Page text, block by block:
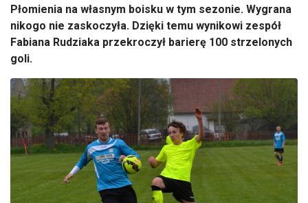
Płomienia na własnym boisku w tym sezonie. Wygrana
nikogo nie zaskoczyła. Dzięki temu wynikowi zespół
Fabiana Rudziaka przekroczył barierę 100 strzelonych
goli.